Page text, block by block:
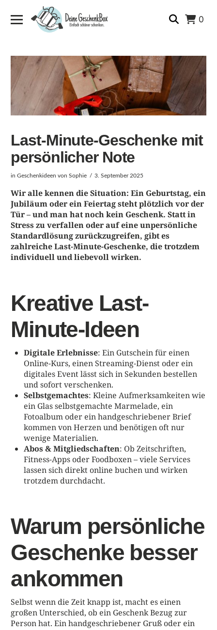
0
Last-Minute-Geschenke mit
persönlicher Note
inGeschenkideen von Sophie 3. September 2025
Wir alle kennen die Situation: Ein Geburtstag, ein
Jubiläum oder ein Feiertag steht plötzlich vor der
Tür – und man hat noch kein Geschenk. Statt in
Stress zu verfallen oder auf eine unpersönliche
Standardlösung zurückzugreifen, gibt es
zahlreiche Last-Minute-Geschenke, die trotzdem
individuell und liebevoll wirken.
Kreative Last-
Minute-Ideen
Digitale Erlebnisse: Ein Gutschein für einen
Online-Kurs, einen Streaming-Dienst oder ein
digitales Event lässt sich in Sekunden bestellen
und sofort verschenken.
Selbstgemachtes: Kleine Aufmerksamkeiten wie
ein Glas selbstgemachte Marmelade, ein
Fotoalbum oder ein handgeschriebener Brief
kommen von Herzen und benötigen oft nur
wenige Materialien.
Abos & Mitgliedschaften: Ob Zeitschriften,
Fitness-Apps oder Foodboxen – viele Services
lassen sich direkt online buchen und wirken
trotzdem durchdacht.
Warum persönliche
Geschenke besser
ankommen
Selbst wenn die Zeit knapp ist, macht es einen
großen Unterschied, ob ein Geschenk Bezug zur
Person hat. Ein handgeschriebener Gruß oder ein